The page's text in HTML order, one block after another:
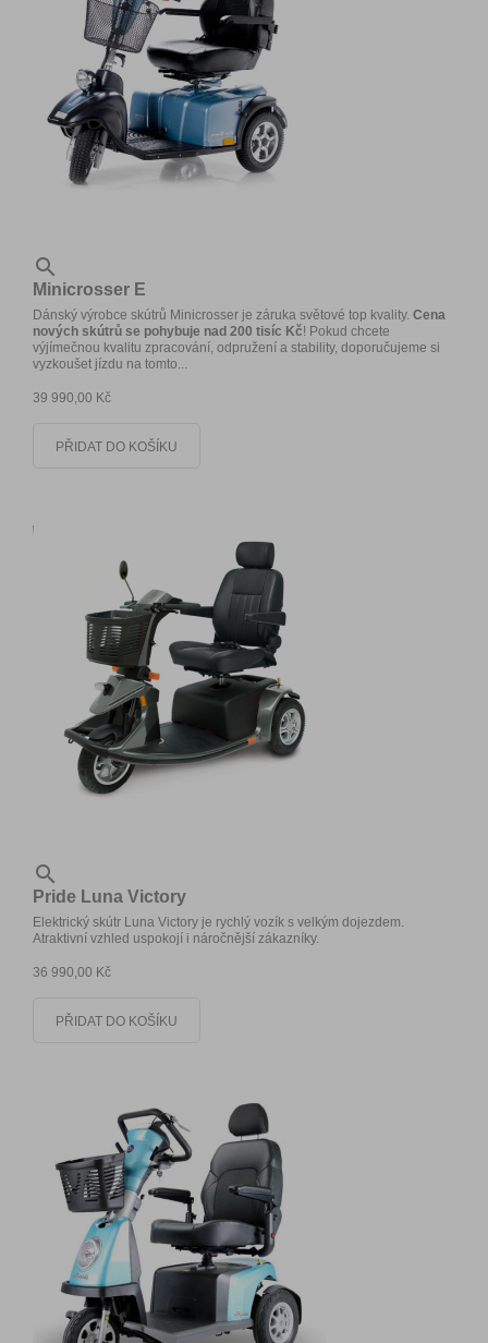

Minicrosser E
Dánský výrobce skútrů Minicrosser je záruka světové top kvality. Cena
nových skútrů se pohybuje nad 200 tisíc Kč! Pokud chcete
výjímečnou kvalitu zpracování, odpružení a stability, doporučujeme si
vyzkoušet jízdu na tomto...
39 990,00 Kč
PŘIDAT DO KOŠÍKU

Pride Luna Victory
Elektrický skútr Luna Victory je rychlý vozík s velkým dojezdem.
Atraktivní vzhled uspokojí i náročnější zákazníky.
36 990,00 Kč
PŘIDAT DO KOŠÍKU